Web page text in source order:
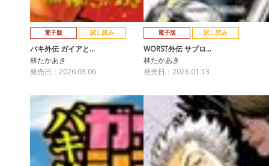
電子版 試し読み
バキ外伝 ガイアと…
林たかあき
発売日：2026.03.06
電子版 試し読み
WORST外伝 サブロ…
林たかあき
発売日：2026.01.13